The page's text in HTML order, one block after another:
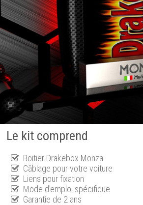
Le kit comprend
Boitier Drakebox Monza
Câblage pour votre voiture
Liens pour fixation
Mode d'emploi spécifique
Garantie de 2 ans